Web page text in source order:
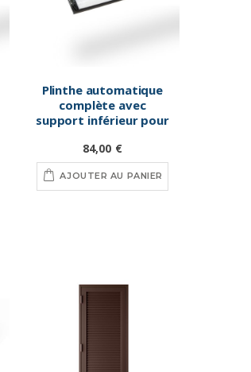
Plinthe automatique
complète avec
support inférieur pour
marron
84,00 €
AJOUTER AU PANIER